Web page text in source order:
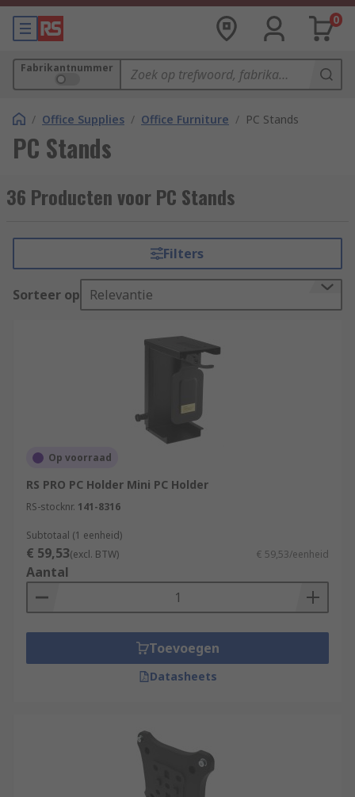
0
Fabrikantnummer
/ Office Supplies / Office Furniture / PC Stands
PC Stands
36 Producten voor PC Stands
Filters
Sorteer op Relevantie
Op voorraad
RS PRO PC Holder Mini PC Holder
RS-stocknr. 141-8316
Subtotaal (1 eenheid)
€ 59,53(excl. BTW) € 59,53/eenheid
Aantal
Toevoegen
Datasheets